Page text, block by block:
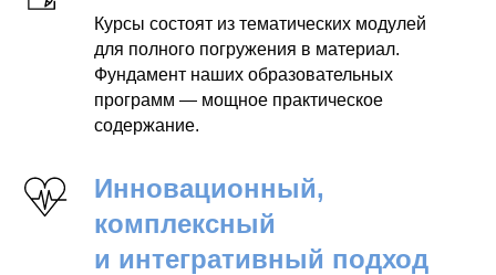
Курсы состоят из тематических модулей
для полного погружения в материал.
Фундамент наших образовательных
программ — мощное практическое
содержание.
Инновационный,
комплексный
и интегративный подход